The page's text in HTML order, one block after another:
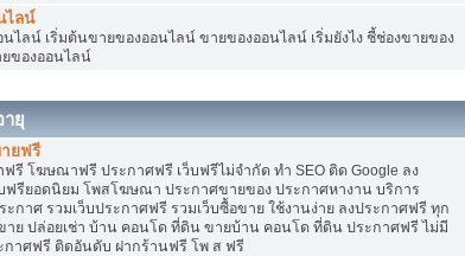
ไลน์
ไลน์ เริ่มต้นขายของออนไลน์ ขายของออนไลน์ เริ่มยังไง ชี้ช่องขายของ
ของออนไลน์
ยุ
ยฟรี
รี โฆษณาฟรี ประกาศฟรี เว็บฟรีไม่จำกัด ทำ SEO ติด Google ลง
ฟรียอดนิยม โพสโฆษณา ประกาศขายของ ประกาศหางาน บริการ
ะกาศ รวมเว็บประกาศฟรี รวมเว็บซื้อขาย ใช้งานง่าย ลงประกาศฟรี ทุก
าย ปล่อยเช่า บ้าน คอนโด ที่ดิน ขายบ้าน คอนโด ที่ดิน ประกาศฟรี ไม่มี
กาศฟรี ติดอันดับ ฝากร้านฟรี โพ ส ฟรี